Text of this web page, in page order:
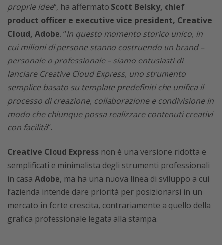
proprie idee“, ha affermato Scott Belsky, chief
product officer e executive vice president, Creative
Cloud, Adobe. “In questo momento storico unico, in
cui milioni di persone stanno costruendo un brand –
personale o professionale – siamo entusiasti di
lanciare Creative Cloud Express, uno strumento
semplice basato su template predefiniti che unifica il
processo di creazione, collaborazione e condivisione in
modo che chiunque possa realizzare contenuti creativi
con facilità“.
Creative Cloud Express non è una versione ridotta e
semplificati e minimalista degli strumenti professionali
in casa Adobe, ma ha una nuova linea di sviluppo a cui
l’azienda intende dare priorità per posizionarsi in un
mercato in forte crescita, contrariamente a quello della
grafica professionale legata alla stampa.